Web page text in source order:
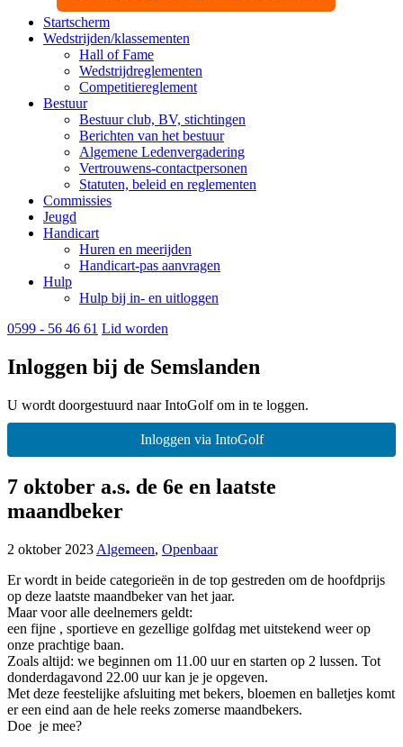
Startscherm
Wedstrijden/klassementen
Hall of Fame
Wedstrijdreglementen
Competitiereglement
Bestuur
Bestuur club, BV, stichtingen
Berichten van het bestuur
Algemene Ledenvergadering
Vertrouwens-contactpersonen
Statuten, beleid en reglementen
Commissies
Jeugd
Handicart
Huren en meerijden
Handicart-pas aanvragen
Hulp
Hulp bij in- en uitloggen
0599 - 56 46 61 Lid worden
Inloggen bij de Semslanden
U wordt doorgestuurd naar IntoGolf om in te loggen.
Inloggen via IntoGolf
7 oktober a.s. de 6e en laatste
maandbeker
2 oktober 2023 Algemeen, Openbaar
Er wordt in beide categorieën in de top gestreden om de hoofdprijs
op deze laatste maandbeker van het jaar.
Maar voor alle deelnemers geldt:
een fijne , sportieve en gezellige golfdag met uitstekend weer op
onze prachtige baan.
Zoals altijd: we beginnen om 11.00 uur en starten op 2 lussen. Tot
donderdagavond 22.00 uur kan je je opgeven.
Met deze feestelijke afsluiting met bekers, bloemen en balletjes komt
er een eind aan de hele reeks zomerse maandbekers.
Doe je mee?